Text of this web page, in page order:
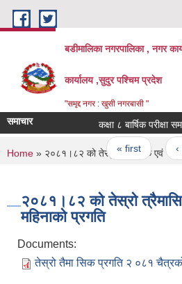
Skip to main content
बडीमालिका नगरपालिका , नगर
कार्यालय ,सुदुर पश्चिम प्रदेश
"समृद्द नगर : खुसी नगरबासी "
समाचार कक्षा ८ बार्षिक परीक्षा
Pages
« first ‹
You are here
Home » २०८१।८२ को तेस्रो त्रैमासिक एवं
२०८१।८२ को तेस्रो
महिनाको प्रगति
Documents:
तेस्रो तैमा सिक प्रगति २ ०८१